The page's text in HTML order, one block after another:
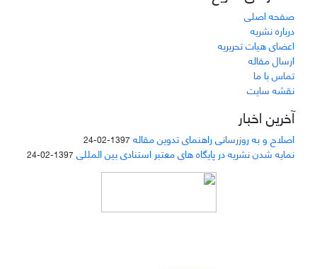
صفحه اصلی
درباره نشریه
اعضای هیات تحریریه
ارسال مقاله
تماس با ما
نقشه سایت
آخرین اخبار
اصلاح و به روزرسانی راهنمای تدوین مقاله 1397-02-24
نمایه شدن نشریه در پایگاه های معتبر استنادی بین المللی 1397-02-24